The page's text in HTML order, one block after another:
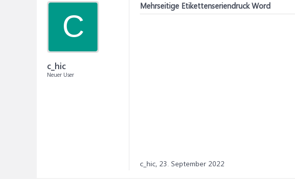
C
c_hic
Neuer User
Mehrseitige Etikettenseriendruck Word
c_hic, 23. September 2022